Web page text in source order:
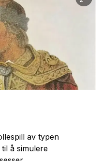
av typen
å simulere